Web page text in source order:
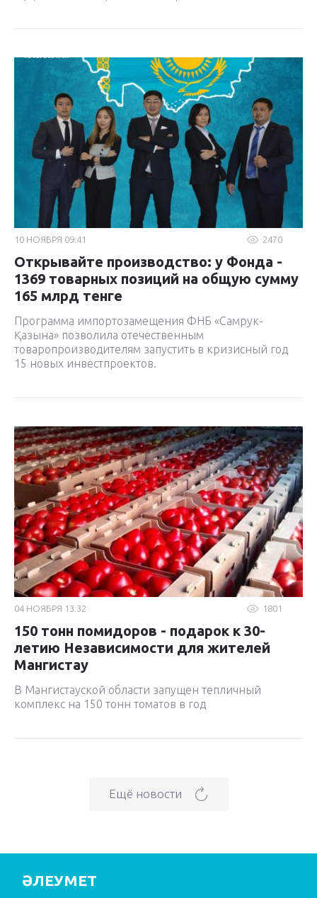
2470
10 НОЯБРЯ 09:41
Открывайте производство: у Фонда -
1369 товарных позиций на общую сумму
165 млрд тенге
Программа импортозамещения ФНБ «Самрук-
Қазына» позволила отечественным
товаропроизводителям запустить в кризисный год
15 новых инвестпроектов.
1801
04 НОЯБРЯ 13:32
150 тонн помидоров - подарок к 30-
летию Независимости для жителей
Мангистау
В Мангистауской области запущен тепличный
комплекс на 150 тонн томатов в год
Ещё новости
ӘЛЕУМЕТ